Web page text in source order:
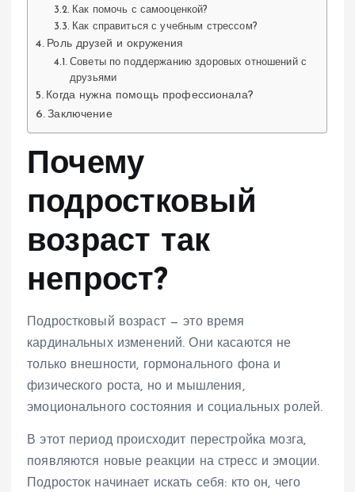
Как помочь с самооценкой?
Как справиться с учебным стрессом?
Роль друзей и окружения
Советы по поддержанию здоровых отношений с
друзьями
Когда нужна помощь профессионала?
Заключение
Почему
подростковый
возраст так
непрост?
Подростковый возраст — это время
кардинальных изменений. Они касаются не
только внешности, гормонального фона и
физического роста, но и мышления,
эмоционального состояния и социальных ролей.
В этот период происходит перестройка мозга,
появляются новые реакции на стресс и эмоции.
Подросток начинает искать себя: кто он, чего